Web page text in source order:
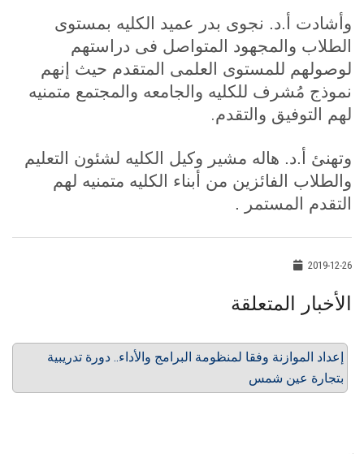
وأشادت أ.د. نجوى بدر عميد الكليه بمستوى
الطلاب والمجهود المتواصل فى دراستهم
لوصولهم للمستوى العلمى المتقدم حيث إنهم
نموذج مُشرف للكليه والجامعه والمجتمع متمنيه
لهم التوفيق والتقدم.
وتهنئ أ.د. هاله مشير وكيل الكليه لشئون التعليم
والطلاب الفائزين من أبناء الكليه متمنيه لهم
التقدم المستمر .
2019-12-26
الأخبار المتعلقة
إعداد الموازنة وفقا لمنظومة البرامج والأداء.. دورة تدريبية
بتجارة عين شمس